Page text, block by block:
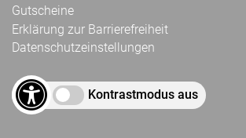
Gutscheine
Erklärung zur Barrierefreiheit
Datenschutzeinstellungen
Kontrastmodus aus